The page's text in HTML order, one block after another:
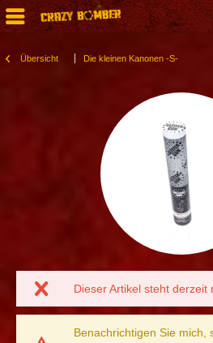
Übersicht Die kleinen Kanonen -S-
Dieser Artikel steht derzeit
Benachrichtigen Sie mich,